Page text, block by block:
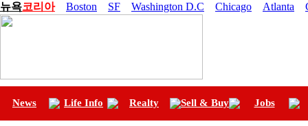
뉴욕코리아 Boston SF Washington D.C Chicago Atlanta
News Life Info Realty Sell & Buy Jobs